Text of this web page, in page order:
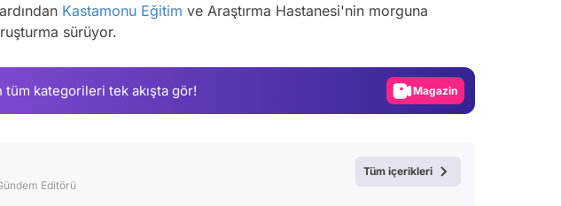
Kastamonu Eğitim ve Araştırma Hastanesi'nin morguna
sürüyor.
tüm kategorileri tek akışta gör! Magazin
Editörü
Tüm içerikleri